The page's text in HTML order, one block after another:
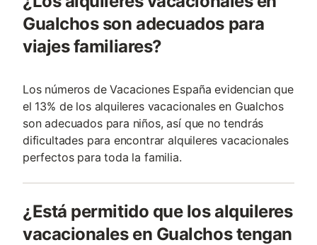
Gualchos son adecuados para
viajes familiares?
Los números de Vacaciones España evidencian que
el 13% de los alquileres vacacionales en Gualchos
son adecuados para niños, así que no tendrás
dificultades para encontrar alquileres vacacionales
perfectos para toda la familia.
¿Está permitido que los alquileres
vacacionales en Gualchos tengan